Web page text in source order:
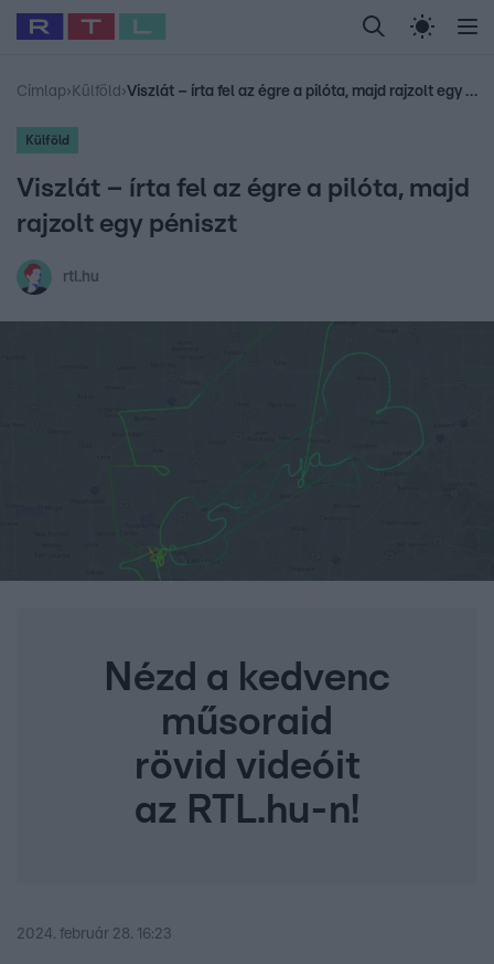
Legfrissebb RTL Híradó Randi Celeb vagyok,
Babits Marcella Most Wanted Gallusz
Címlap› Külföld › Viszlát – írta fel az égre a pilóta, majd rajzolt egy péniszt
Külföld
Viszlát – írta fel az égre a pilóta, majd
rajzolt egy péniszt
rtl.hu
Nézd a kedvenc
műsoraid
rövid videóit
az RTL.hu-n!
2024. február 28. 16:23